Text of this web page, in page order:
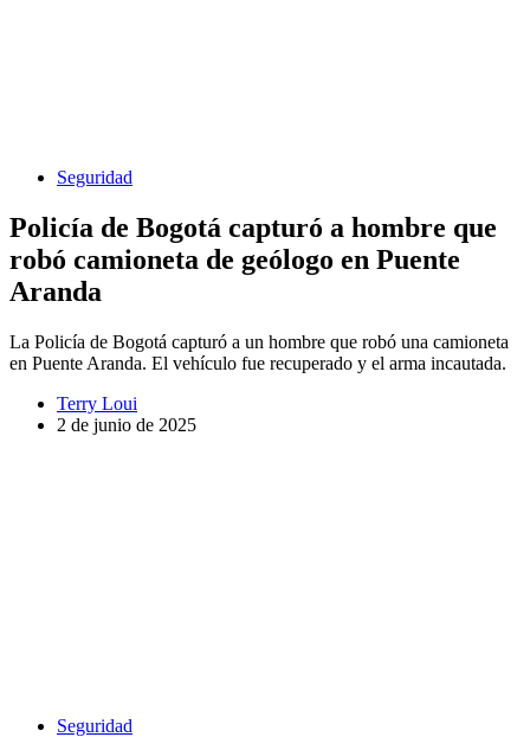
Seguridad
Policía de Bogotá capturó a hombre que
robó camioneta de geólogo en Puente
Aranda
La Policía de Bogotá capturó a un hombre que robó una camioneta
en Puente Aranda. El vehículo fue recuperado y el arma incautada.
Terry Loui
2 de junio de 2025
Seguridad